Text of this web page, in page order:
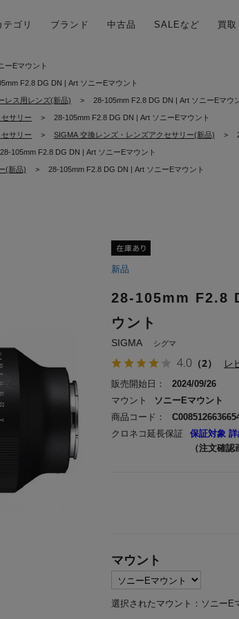
テゴリ ブランド 中古品 SALEなど 買取
ーEマウント
F2.8 DG DN | Art ソニーEマウント
レス用レンズ(新品) > 28-105mm F2.8 DG DN | Art ソニーEマウ
サリー > 28-105mm F2.8 DG DN | Art ソニーEマウント
サリー > SIGMA 交換レンズ・レンズアクセサリー(新品) >
28-105mm F2.8 DG DN | Art ソニーEマウント
(新品) > 28-105mm F2.8 DG DN | Art ソニーEマウント
新品
28-105mm F2.8
ウント
SIGMA シグマ
4.0 （2） レ
商品コード：
販売開始日：
2024/09/26
マウント
ソニーEマウント
クロネコ延長保証
保証対象
（注文確
マウント
選択されたマウント：ソニーE